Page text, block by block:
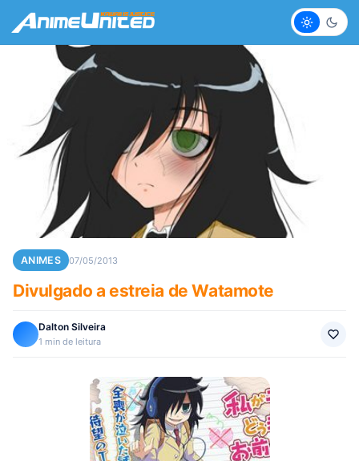
Claro
ANIMES 07/05/2013
Divulgado a estreia de Watamote
Dalton Silveira
1 min de leitura